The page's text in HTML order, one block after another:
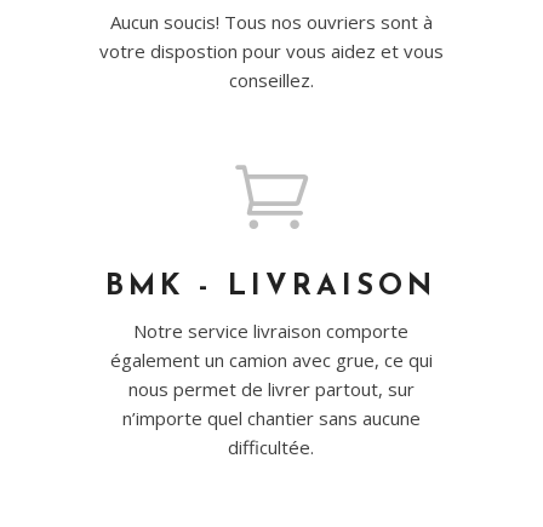
Aucun soucis! Tous nos ouvriers sont à
votre dispostion pour vous aidez et vous
conseillez.

BMK - LIVRAISON
Notre service livraison comporte
également un camion avec grue, ce qui
nous permet de livrer partout, sur
n’importe quel chantier sans aucune
difficultée.